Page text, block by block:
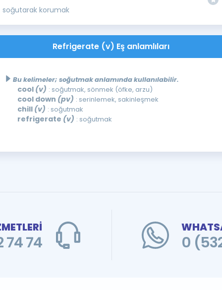
soğutarak korumak
Refrigerate (v) Eş anlamlıları
Bu kelimeler; soğutmak anlamında kullanılabilir.
cool (v) : soğutmak, sönmek (öfke, arzu)
cool down (pv) : serinlemek, sakinleşmek
chill (v) : soğutmak
refrigerate (v) : soğutmak
74 0